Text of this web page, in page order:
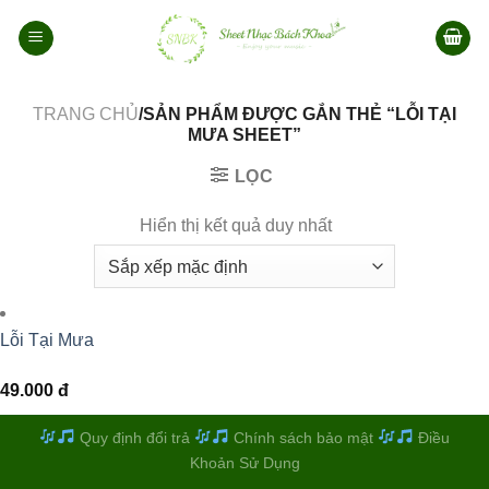
qua
TRANG CHỦ/SẢN PHẨM ĐƯỢC GẮN THẺ “LỖI TẠI
MƯA SHEET”
LỌC
Hiển thị kết quả duy nhất
Lỗi Tại Mưa
49.000 đ
Quy định đổi trả Chính sách bảo mật
Điều
Khoản Sử Dụng